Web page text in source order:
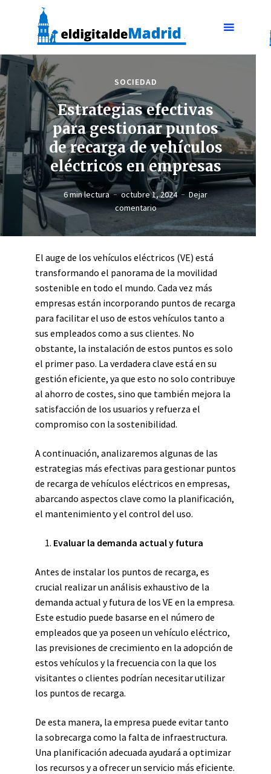
SOCIEDAD
Estrategias efectivas
para gestionar puntos
de recarga de vehículos
eléctricos en empresas
6 min lectura octubre 1, 2024
Dejar
comentario
El auge de los vehículos eléctricos (VE) está
transformando el panorama de la movilidad
sostenible en todo el mundo. Cada vez más
empresas están incorporando puntos de recarga
para facilitar el uso de estos vehículos tanto a
sus empleados como a sus clientes. No
obstante, la instalación de estos puntos es solo
el primer paso. La verdadera clave está en su
gestión eficiente, ya que esto no solo contribuye
al ahorro de costes, sino que también mejora la
satisfacción de los usuarios y refuerza el
compromiso con la sostenibilidad.
A continuación, analizaremos algunas de las
estrategias más efectivas para gestionar puntos
de recarga de vehículos eléctricos en empresas,
abarcando aspectos clave como la planificación,
el mantenimiento y el control del uso.
Evaluar la demanda actual y futura
Antes de instalar los puntos de recarga, es
crucial realizar un análisis exhaustivo de la
demanda actual y futura de los VE en la empresa.
Este estudio puede basarse en el número de
empleados que ya poseen un vehículo eléctrico,
las previsiones de crecimiento en la adopción de
estos vehículos y la frecuencia con la que los
visitantes o clientes podrían necesitar utilizar
los puntos de recarga.
De esta manera, la empresa puede evitar tanto
la sobrecarga como la falta de infraestructura.
Una planificación adecuada ayudará a optimizar
los recursos y a ofrecer un servicio más eficiente.